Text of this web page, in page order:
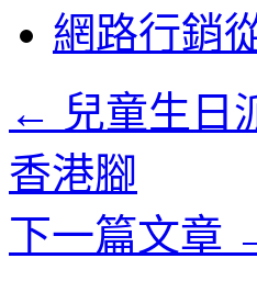
要
網路行銷
← 兒童生日
香港腳
下一篇文章